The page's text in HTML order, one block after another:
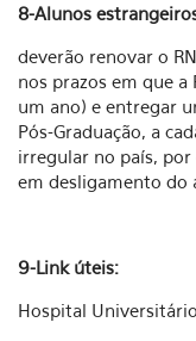
8-Alunos
deverão renovar o
nos prazos em que a
um ano) e entregar
Pós-Graduação, a
irregular no país,
em desligamento do
9-Link úteis:
Hospital